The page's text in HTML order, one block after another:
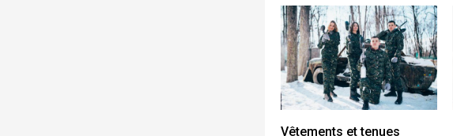
Vêtements et tenues